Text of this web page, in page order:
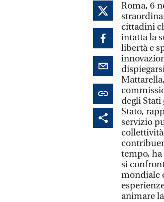
Roma, 6
cittadini
intatta la
libertà e
degli
Stato,
servizio
tempo,
si
mondiale
animare